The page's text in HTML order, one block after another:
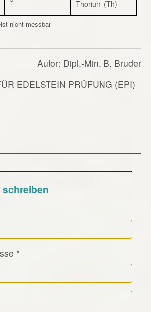
Thorium (Th)
nicht messbar
Autor: Dipl.-Min. B. Bruder
EDELSTEIN PRÜFUNG (EPI)
schreiben
*